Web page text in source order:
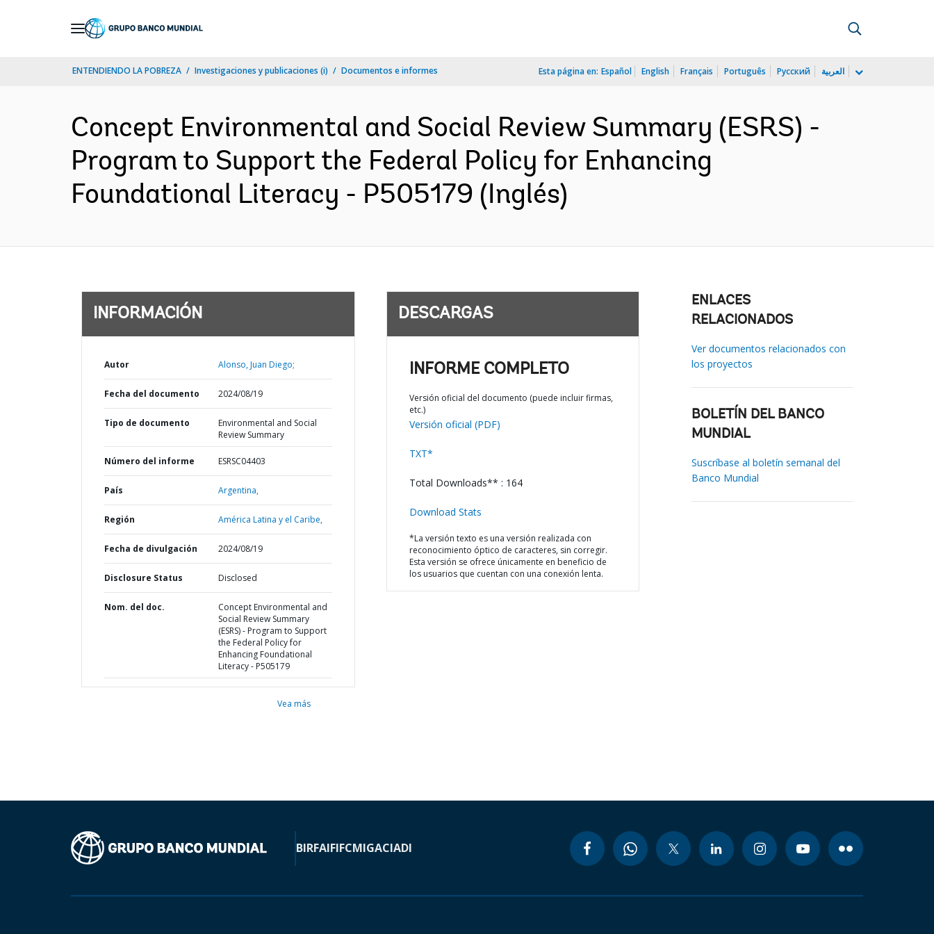
ENTENDIENDO LA POBREZA Investigaciones y publicaciones (i) Documentos e informes Esta página en: Español English Français Português Русский العربية
Concept Environmental and Social Review Summary (ESRS) -
Program to Support the Federal Policy for Enhancing
Foundational Literacy - P505179 (Inglés)
INFORMACIÓN
Autor Alonso, Juan Diego;
Fecha del documento 2024/08/19
Tipo de documento
Environmental and Social
Review Summary
Número del informe ESRSC04403
País Argentina,
Región América Latina y el Caribe,
Fecha de divulgación 2024/08/19
Disclosure Status Disclosed
Nom. del doc.
Concept Environmental and
Social Review Summary
(ESRS) - Program to Support
the Federal Policy for
Enhancing Foundational
Literacy - P505179
Vea más
DESCARGAS
INFORME COMPLETO
Versión oficial del documento (puede incluir firmas,
etc.)
Versión oficial (PDF)
TXT*
Total Downloads** : 164
Download Stats
*La versión texto es una versión realizada con
reconocimiento óptico de caracteres, sin corregir.
Esta versión se ofrece únicamente en beneficio de
los usuarios que cuentan con una conexión lenta.
ENLACES
RELACIONADOS
Ver documentos relacionados con
los proyectos
BOLETÍN DEL BANCO
MUNDIAL
Suscríbase al boletín semanal del
Banco Mundial
BIRFAIFIFCMIGACIADI